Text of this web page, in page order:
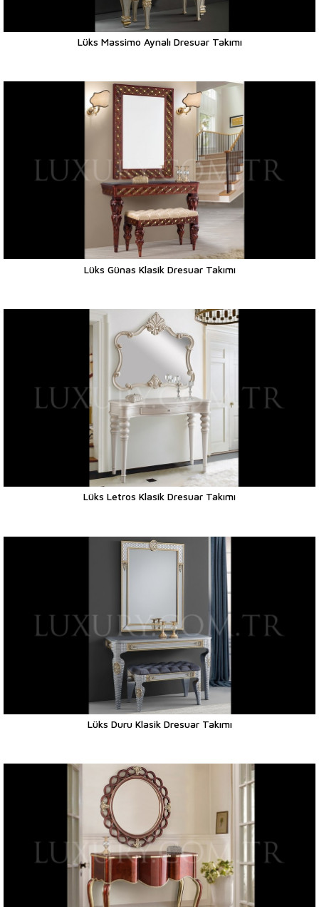
Lüks Massimo Aynalı Dresuar Takımı
Lüks Günas Klasik Dresuar Takımı
Lüks Letros Klasik Dresuar Takımı
Lüks Duru Klasik Dresuar Takımı